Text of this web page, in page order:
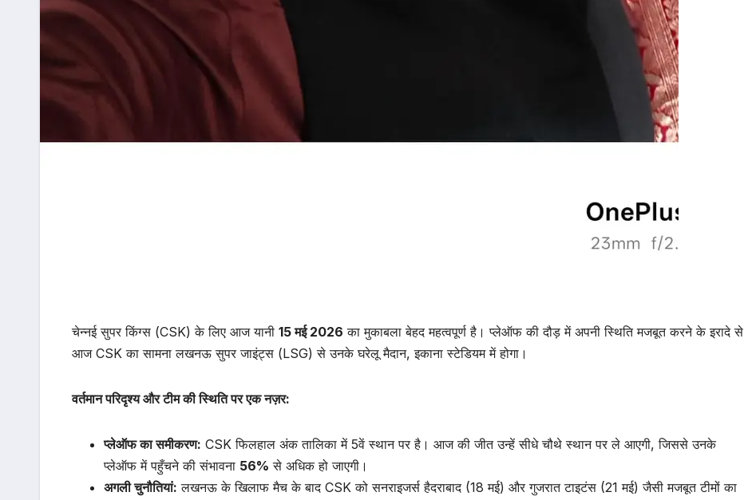
चेन्नई सुपर किंग्स (CSK) के लिए आज यानी 15 मई 2026 का मुकाबला बेहद महत्वपूर्ण है। प्लेऑफ की दौड़ में अपनी स्थिति मजबूत करने के इरादे से
आज CSK का सामना लखनऊ सुपर जाइंट्स (LSG) से उनके घरेलू मैदान, इकाना स्टेडियम में होगा।
वर्तमान परिदृश्य और टीम की स्थिति पर एक नज़र:
प्लेऑफ का समीकरण: CSK फिलहाल अंक तालिका में 5वें स्थान पर है। आज की जीत उन्हें सीधे चौथे स्थान पर ले आएगी, जिससे उनके
प्लेऑफ में पहुँचने की संभावना 56% से अधिक हो जाएगी।
अगली चुनौतियां: लखनऊ के खिलाफ मैच के बाद CSK को सनराइजर्स हैदराबाद (18 मई) और गुजरात टाइटंस (21 मई) जैसी मजबूत टीमों का